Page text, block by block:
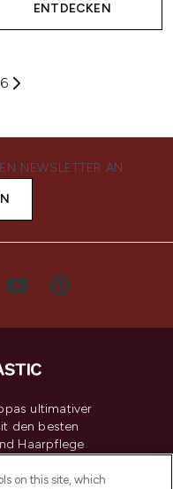
ENTDECKEN
NEWSLETTER AN
ultimativer
den besten
Haarpflege
online
on this site, which